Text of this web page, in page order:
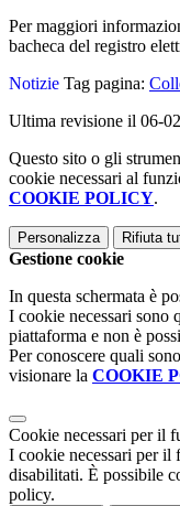
Per maggiori
bacheca del registro
Notizie Tag pagina:
Ultima revisione il 06-
Questo sito o gli
cookie necessari al
COOKIE POLICY.
Personalizza Rifiuta
Gestione cookie
In questa schermata è
I cookie necessari sono
piattaforma e non è
Per conoscere quali
visionare la COOKIE
Cookie necessari per il
I cookie necessari per il
disabilitati. È possibile
policy.